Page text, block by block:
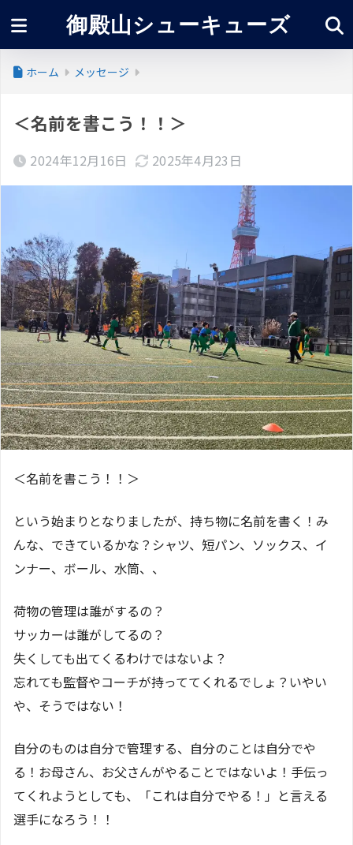
御殿山シューキューズ
ホーム メッセージ
＜名前を書こう！！＞
2024年12月16日 2025年4月23日
＜名前を書こう！！＞
という始まりとなりましたが、持ち物に名前を書く！み
んな、できているかな？シャツ、短パン、ソックス、イ
ンナー、ボール、水筒、、
荷物の管理は誰がするの？
サッカーは誰がしてるの？
失くしても出てくるわけではないよ？
忘れても監督やコーチが持っててくれるでしょ？いやい
や、そうではない！
自分のものは自分で管理する、自分のことは自分でや
る！お母さん、お父さんがやることではないよ！手伝っ
てくれようとしても、「これは自分でやる！」と言える
選手になろう！！